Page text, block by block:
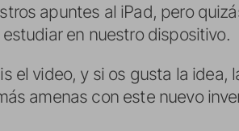
apuntes al iPad, pero
en nuestro dispositivo.
el video, y si os gusta la
amenas con este nuevo